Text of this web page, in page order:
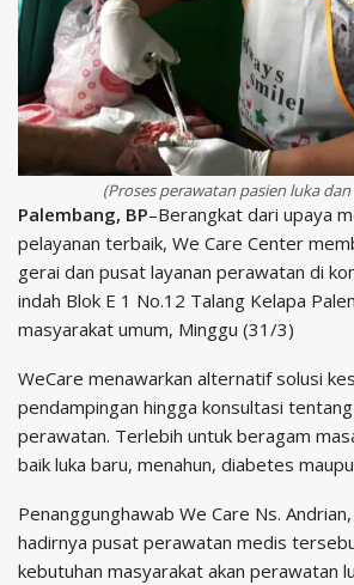
(Proses perawatan pasien luka
Palembang, BP–Berangkat dari upaya
pelayanan terbaik, We Care Center
gerai dan pusat layanan perawatan di
indah Blok E 1 No.12 Talang Kelapa
masyarakat umum, Minggu (31/3)
WeCare menawarkan alternatif solusi
pendampingan hingga konsultasi
perawatan. Terlebih untuk beragam
baik luka baru, menahun, diabetes
Penanggunghawab We Care Ns.
hadirnya pusat perawatan medis
kebutuhan masyarakat akan perawatan